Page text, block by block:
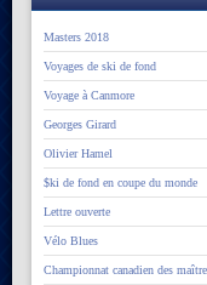
Masters 2018
Voyages de ski de fond
Voyage à Canmore
Georges Girard
Olivier Hamel
$ki de fond en coupe du monde
Lettre ouverte
Vélo Blues
Championnat canadien des